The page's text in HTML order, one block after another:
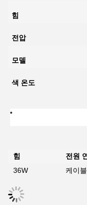
힘
전압
모델
색 온도
힘 전원
36W
케이블